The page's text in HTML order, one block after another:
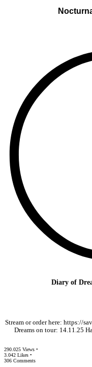
Diary of
Stream or order here: https://
Dreams on tour: 14.11.25
290.025 Views •
3.042 Likes •
306 Comments